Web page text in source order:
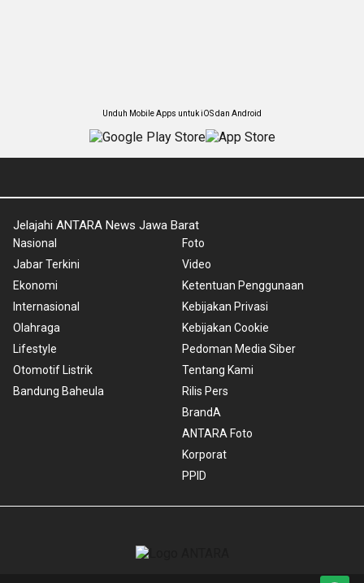
Unduh Mobile Apps untuk iOS dan Android
Jelajahi ANTARA News Jawa Barat
Nasional
Jabar Terkini
Ekonomi
Internasional
Olahraga
Lifestyle
Otomotif Listrik
Bandung Baheula
Foto
Video
Ketentuan Penggunaan
Kebijakan Privasi
Kebijakan Cookie
Pedoman Media Siber
Tentang Kami
Rilis Pers
BrandA
ANTARA Foto
Korporat
PPID